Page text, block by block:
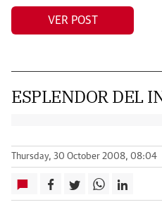
VER POST
ESPLENDOR DEL
Thursday, 30 October 2008, 08:04